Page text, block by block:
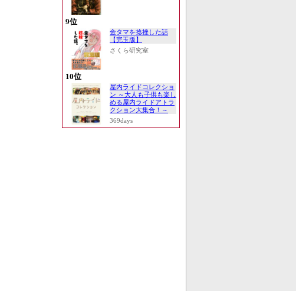
9位
金タマを捻挫した話
【完玉版】
さくら研究室
10位
屋内ライドコレクショ
ン ～大人も子供も楽し
める屋内ライドアトラ
クション大集合！～
369days